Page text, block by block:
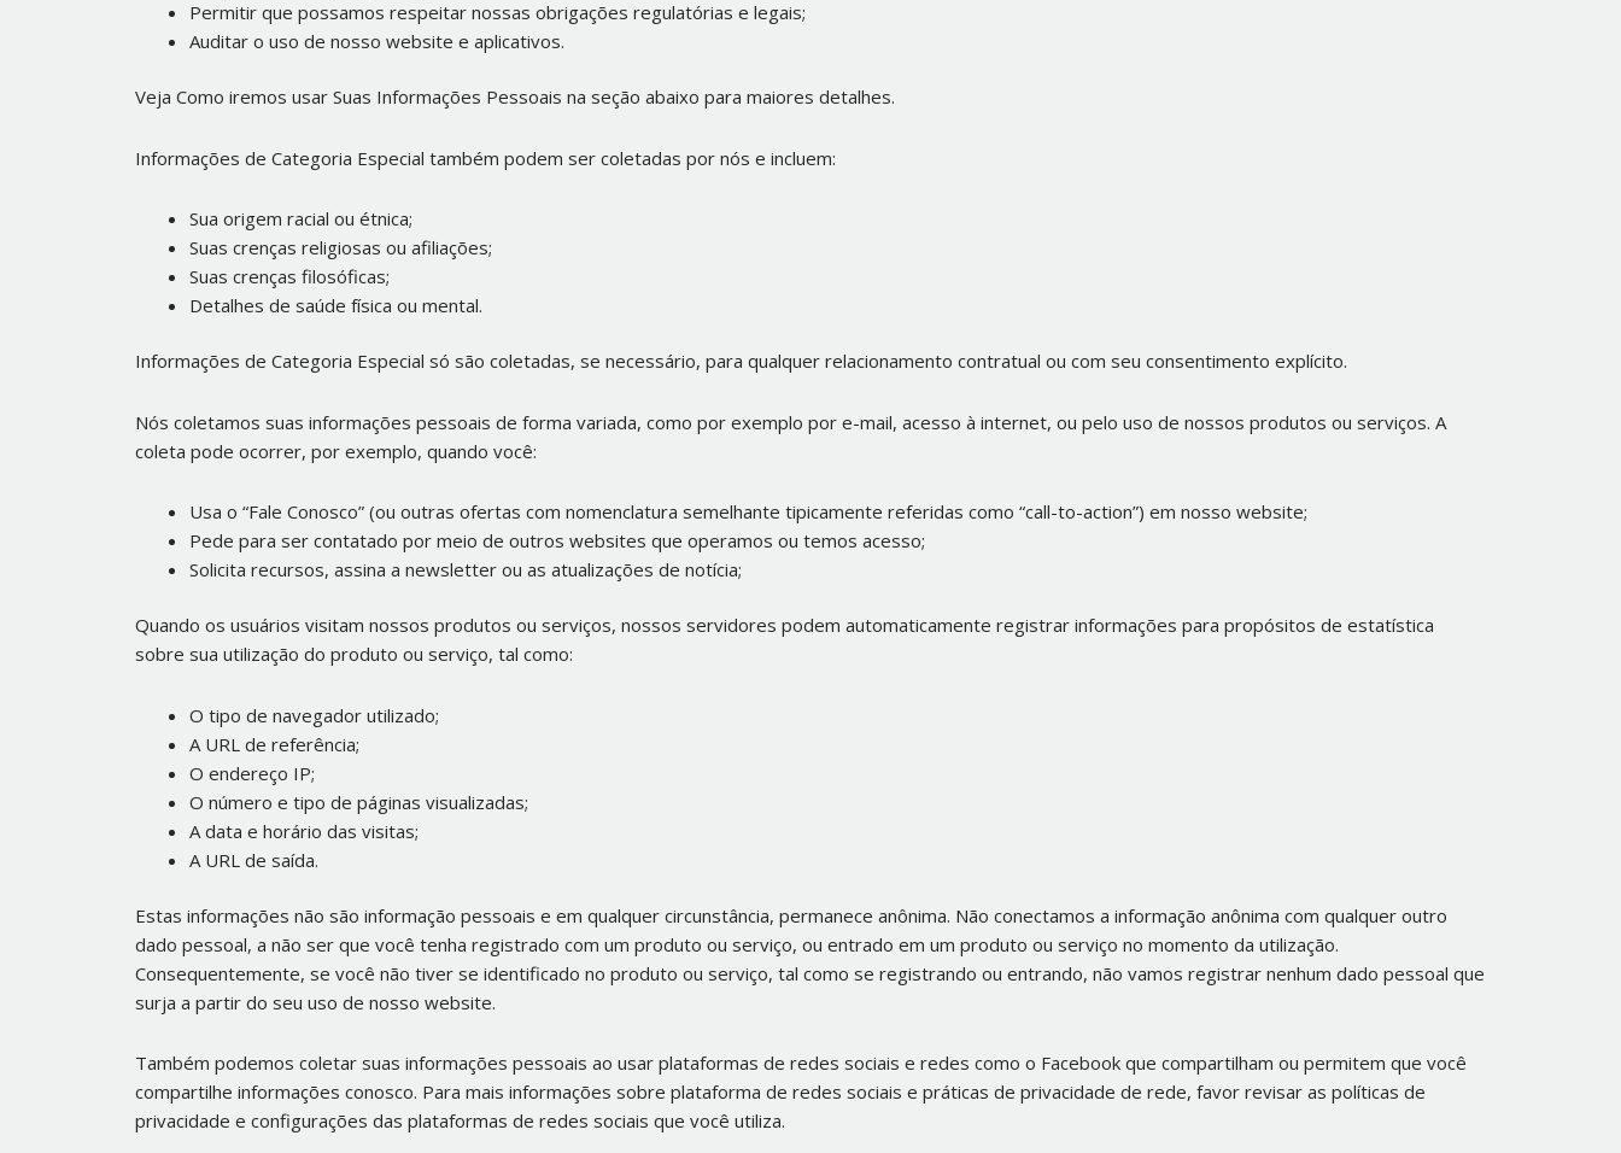
Permitir que possamos respeitar nossas obrigações regulatórias e legais;
Auditar o uso de nosso website e aplicativos.
Veja Como iremos usar Suas Informações Pessoais na seção abaixo para maiores detalhes.
Informações de Categoria Especial também podem ser coletadas por nós e incluem:
Sua origem racial ou étnica;
Suas crenças religiosas ou afiliações;
Suas crenças filosóficas;
Detalhes de saúde física ou mental.
Informações de Categoria Especial só são coletadas, se necessário, para qualquer relacionamento contratual ou com seu consentimento explícito.
Nós coletamos suas informações pessoais de forma variada, como por exemplo por e-mail, acesso à internet, ou pelo uso de nossos produtos ou serviços. A
coleta pode ocorrer, por exemplo, quando você:
Usa o “Fale Conosco” (ou outras ofertas com nomenclatura semelhante tipicamente referidas como “call-to-action”) em nosso website;
Pede para ser contatado por meio de outros websites que operamos ou temos acesso;
Solicita recursos, assina a newsletter ou as atualizações de notícia;
Quando os usuários visitam nossos produtos ou serviços, nossos servidores podem automaticamente registrar informações para propósitos de estatística
sobre sua utilização do produto ou serviço, tal como:
O tipo de navegador utilizado;
A URL de referência;
O endereço IP;
O número e tipo de páginas visualizadas;
A data e horário das visitas;
A URL de saída.
Estas informações não são informação pessoais e em qualquer circunstância, permanece anônima. Não conectamos a informação anônima com qualquer outro
dado pessoal, a não ser que você tenha registrado com um produto ou serviço, ou entrado em um produto ou serviço no momento da utilização.
Consequentemente, se você não tiver se identificado no produto ou serviço, tal como se registrando ou entrando, não vamos registrar nenhum dado pessoal que
surja a partir do seu uso de nosso website.
Também podemos coletar suas informações pessoais ao usar plataformas de redes sociais e redes como o Facebook que compartilham ou permitem que você
compartilhe informações conosco. Para mais informações sobre plataforma de redes sociais e práticas de privacidade de rede, favor revisar as políticas de
privacidade e configurações das plataformas de redes sociais que você utiliza.